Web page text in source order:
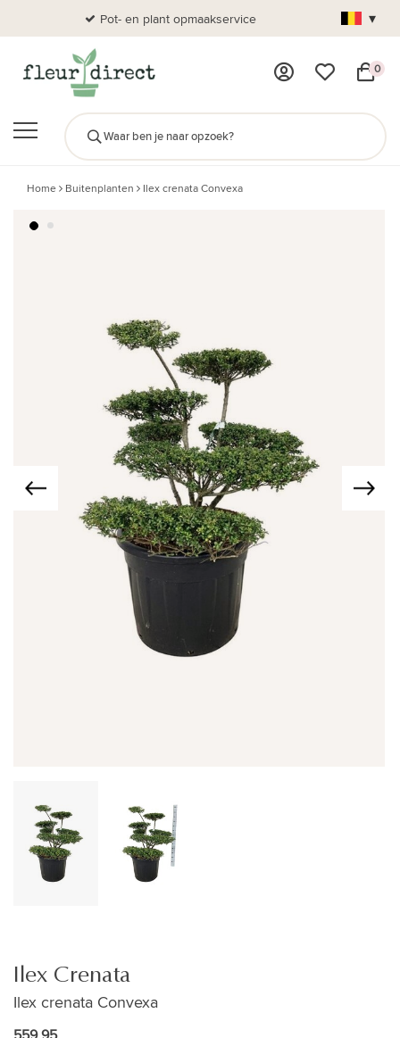
Pot- en plant opmaakservice ▾
0
Home Buitenplanten Ilex crenata Convexa
Ilex Crenata
Ilex crenata Convexa